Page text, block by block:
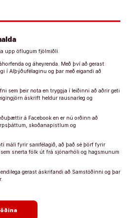
upp öflugum fjölmiðli.
og áheyrenda. Með því að gerast
í Alþýðufélaginu og þar með eigandi að
sem þeir nota en tryggja í leiðinni að aðrir geti
áskrift heldur rausnarleg og
á Facebook en er nú orðinn að
skoðanapistlum og
máli fyrir samfélagið, að það sé þörf fyrir
snerta fólk út frá sjónarhóli og hagsmunum
gerast áskrifandi að Samstöðinni og þar